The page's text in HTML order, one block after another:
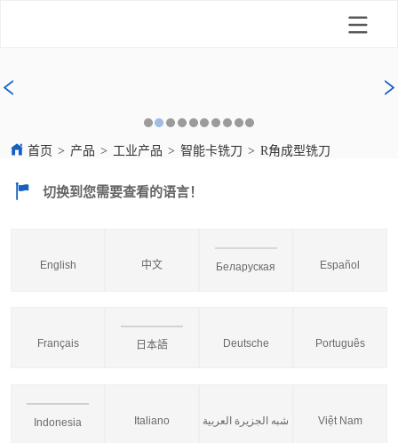
首页 > 产品 > 工业产品 > 智能卡铣刀 > R角成型铣刀
切换到您需要查看的语言！
English 中文 Беларуская Español
Français 日本語 Deutsche Português
Indonesia Italiano شبه الجزيرة العربية Việt Nam